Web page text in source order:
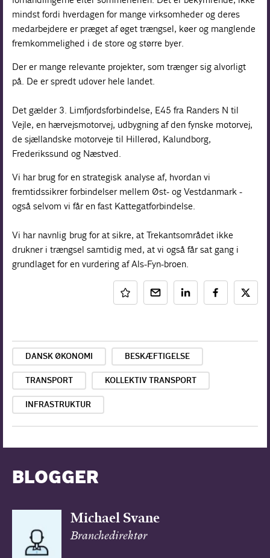
mindst fordi hverdagen for mange virksomheder og deres
medarbejdere er præget af øget trængsel, køer og manglende
fremkommelighed i de store og større byer.
Der er mange relevante projekter, som trænger sig alvorligt
på. De er spredt udover hele landet.
Det gælder 3. Limfjordsforbindelse, E45 fra Randers N til
Vejle, en hærvejsmotorvej, udbygning af den fynske motorvej,
de sjællandske motorveje til Hillerød, Kalundborg,
Frederikssund og Næstved.
Vi har brug for en strategisk analyse af, hvordan vi
fremtidssikrer forbindelser mellem Øst- og Vestdanmark -
også selvom vi får en fast Kattegatforbindelse.
Vi har navnlig brug for at sikre, at Trekantsområdet ikke
drukner i trængsel samtidig med, at vi også får sat gang i
grundlaget for en vurdering af Als-Fyn-broen.
DANSK ØKONOMI BESKÆFTIGELSE
TRANSPORT KOLLEKTIV TRANSPORT
INFRASTRUKTUR
BLOGGER
Michael Svane
Branchedirektør